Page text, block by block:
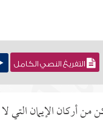
التفريغ النصي الكامل
من أركان الإيمان